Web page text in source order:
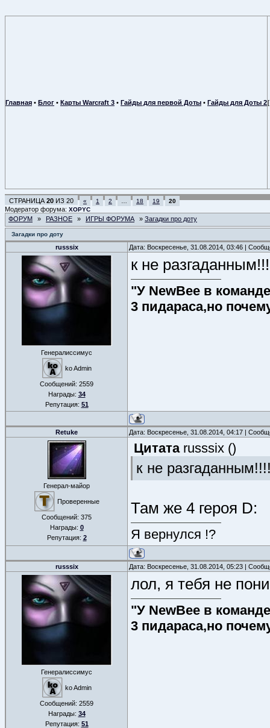
Главная • Блог • Карты Warcraft 3 • Гайды для первой Доты • Гайды для Доты 2
СТРАНИЦА 20 ИЗ 20 « 1 2 18 19 20
Модератор форума: XOPYC
ФОРУМ » РАЗНОЕ » ИГРЫ ФОРУМА » Загадки про доту
Загадки про доту
russsix Дата: Воскресенье, 31.08.2014, 03:46 |
Генералиссимус
ko Admin
Сообщений: 2559
Награды: 34
Репутация: 51
к не
"У NewBee в
3 пидараса,но
Retuke Дата: Воскресенье, 31.08.2014, 04:17 |
Генерал-майор
Проверенные
Сообщений: 375
Награды: 0
Репутация: 2
Цитата russsix ()
к не
Там же 4 героя D:
Я вернулся !?
russsix Дата: Воскресенье, 31.08.2014, 05:23 |
Генералиссимус
ko Admin
Сообщений: 2559
Награды: 34
Репутация: 51
лол, я тебя не
"У NewBee в
3 пидараса,но